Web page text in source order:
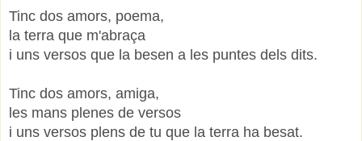
Tinc dos amors, poema,
la terra que m'abraça
i uns versos que la besen a les puntes dels dits.
Tinc dos amors, amiga,
les mans plenes de versos
i uns versos plens de tu que la terra ha besat.